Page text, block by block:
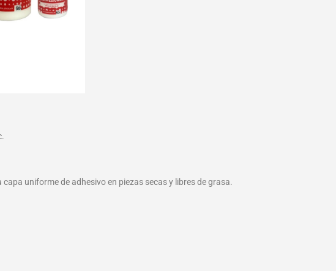
uniforme de adhesivo en piezas secas y libres de grasa.